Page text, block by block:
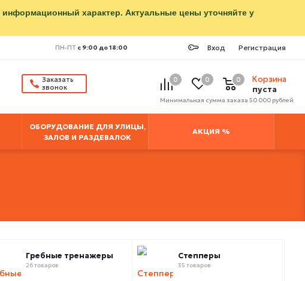
характер. Актуальные цены уточняйте у
Вход Регистрация
ПН-ПТ с 9:00 до 18:00
Заказать
звонок
0 0
Корзина
пуста
0
Минимальная сумма заказа 50 000 рублей
ОБОРУДОВАНИЕ ДЛЯ УЛИЦЫ,
ЗАЛОВ И РАЗДЕВАЛОК
АКЦИЯ %
Гребные тренажеры
26 товаров
Степперы
35 товаров